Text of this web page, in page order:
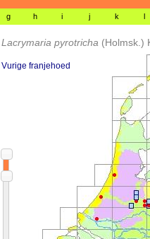
g h i j k l
Lacrymaria pyrotricha (Holmsk.)
Vurige franjehoed